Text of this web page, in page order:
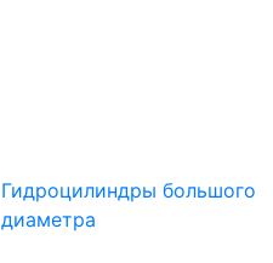
Гидроцилиндры большого
диаметра